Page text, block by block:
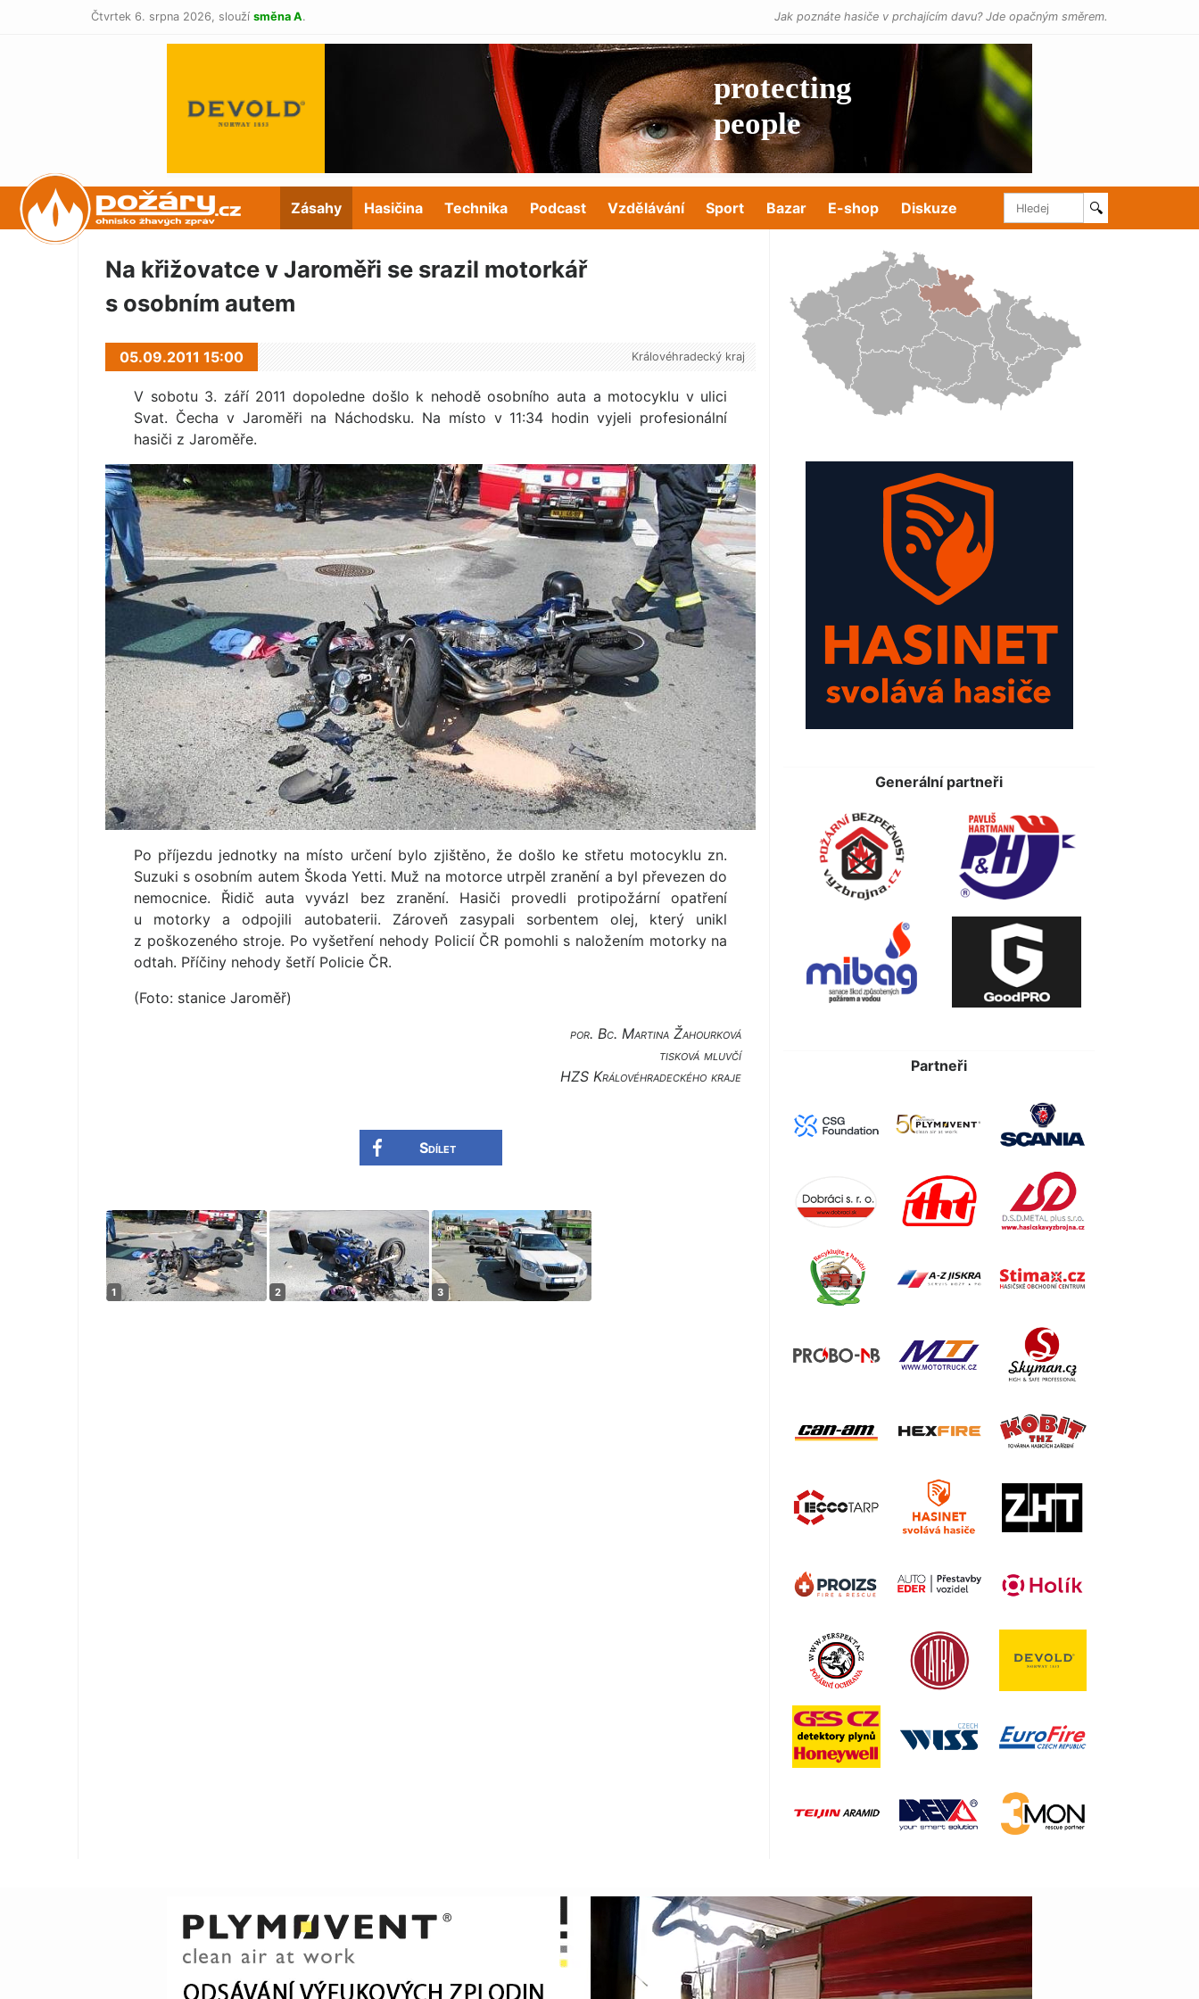
Čtvrtek 6. srpna 2026, slouží směna A. Jak poznáte hasiče v prchajícím davu? Jde opačným směrem.
POŽÁRY.cz Zásahy Hasičina Technika Podcast Vzdělávání Sport Bazar E-shop Diskuze 🔍
Na křižovatce v Jaroměři se srazil motorkář
s osobním autem
05.09.2011 15:00 Královéhradecký kraj
V sobotu 3. září 2011 dopoledne došlo k nehodě osobního auta a motocyklu v ulici
Svat. Čecha v Jaroměři na Náchodsku. Na místo v 11:34 hodin vyjeli profesionální
hasiči z Jaroměře.
Po příjezdu jednotky na místo určení bylo zjištěno, že došlo ke střetu motocyklu zn.
Suzuki s osobním autem Škoda Yetti. Muž na motorce utrpěl zranění a byl převezen do
nemocnice. Řidič auta vyvázl bez zranění. Hasiči provedli protipožární opatření
u motorky a odpojili autobaterii. Zároveň zasypali sorbentem olej, který unikl
z poškozeného stroje. Po vyšetření nehody Policií ČR pomohli s naložením motorky na
odtah. Příčiny nehody šetří Policie ČR.
(Foto: stanice Jaroměř)
por. Bc. Martina Žahourková
tisková mluvčí
HZS Královéhradec­kého kraje
Sdílet
Generální partneři
Partneři